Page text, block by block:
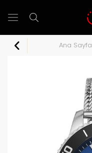
Ana Sayfa